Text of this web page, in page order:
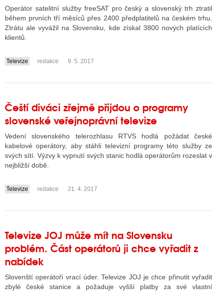
Operátor satelitní služby freeSAT pro český a slovenský trh ztratil
během prvních tří měsíců přes 2400 předplatitelů na českém trhu.
Ztrátu ale vyvážil na Slovensku, kde získal 3800 nových platících
klientů.
....
Televize redakce 9. 5. 2017
Čeští diváci zřejmě přijdou o programy
slovenské veřejnoprávní televize
Vedení slovenského telerozhlasu RTVS hodlá požádat české
kabelové operátory, aby stáhli televizní programy této služby ze
svých sítí. Výzvy k vypnutí svých stanic hodlá operátorům rozeslat v
nejbližší době.
....
Televize redakce 21. 4. 2017
Televize JOJ může mít na Slovensku
problém. Část operátorů ji chce vyřadit z
nabídek
Slovenští operátoři vrací úder. Televize JOJ je chce přinutit vyřadit
zbylé české stanice a požaduje vyšší platby za své vlastní